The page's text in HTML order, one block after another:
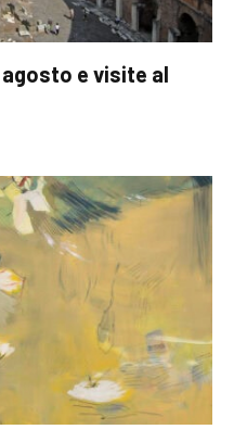
e visite al